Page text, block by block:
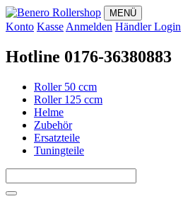
MENÜ
Konto Kasse Anmelden Händler Login
Hotline 0176-36380883
Roller 50 ccm
Roller 125 ccm
Helme
Zubehör
Ersatzteile
Tuningteile